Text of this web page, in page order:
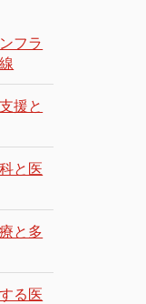
フラ
援と
と医
と多
る医